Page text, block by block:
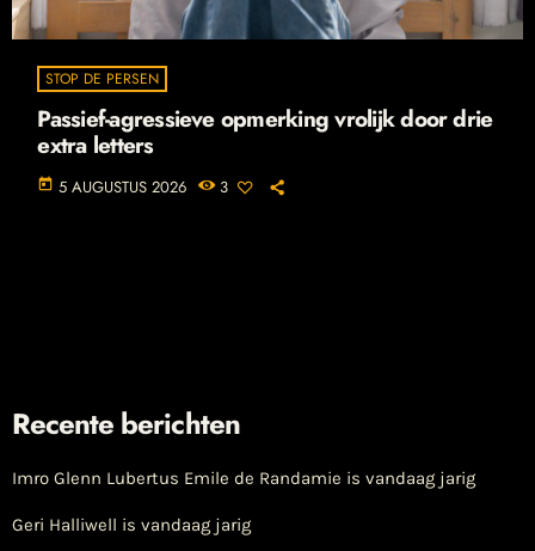
STOP DE PERSEN
Passief-agressieve opmerking vrolijk door drie
extra letters
today 5 AUGUSTUS 2026 3
Recente berichten
Imro Glenn Lubertus Emile de Randamie is vandaag jarig
Geri Halliwell is vandaag jarig